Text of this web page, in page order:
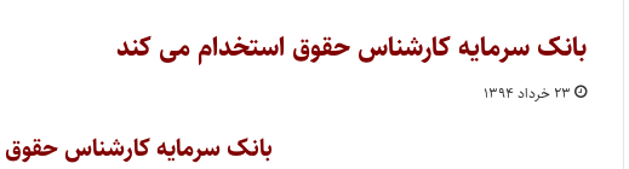
بانک سرمایه کارشناس حقوق استخدام می کند
۲۳ خرداد ۱۳۹۴
بانک سرمایه کارشناس